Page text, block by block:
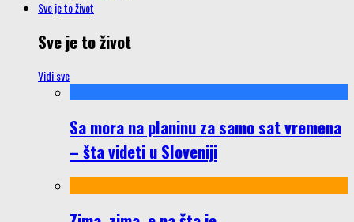
Sve je to život
Sve je to život
Vidi sve
Sa mora na planinu za samo sat vremena
– šta videti u Sloveniji